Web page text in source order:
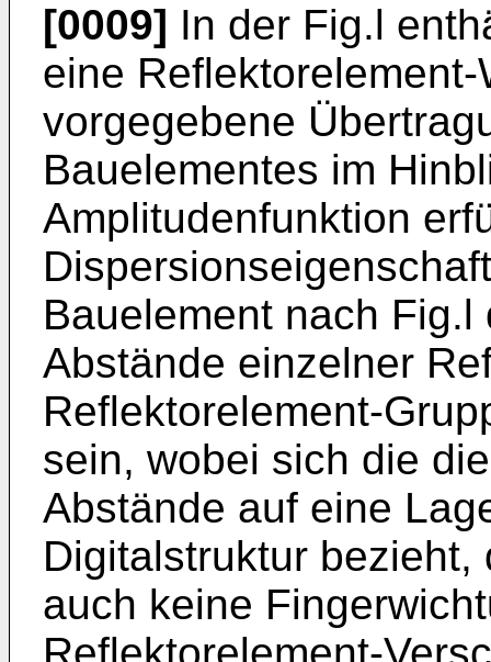
[0009] In der Fig.l
eine
vorgegebene
Bauelementes im
Amplitudenfunktion
Bauelement nach
Abstände einzelner
Reflektorelement-
sein, wobei sich die
Abstände auf eine
Digitalstruktur
auch keine